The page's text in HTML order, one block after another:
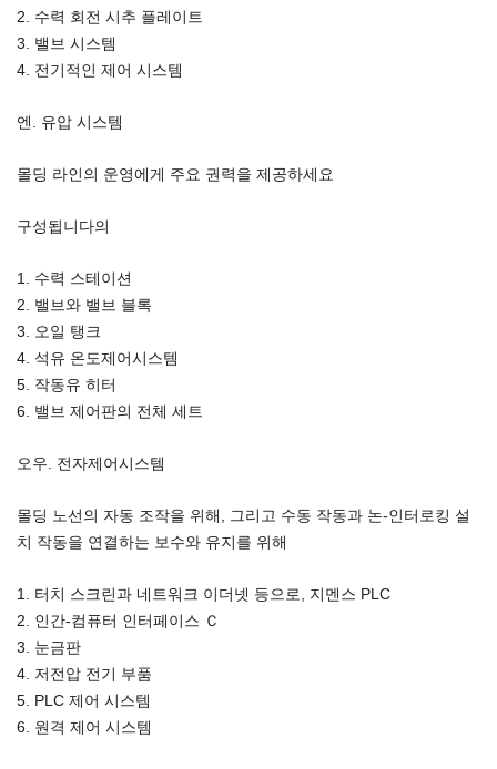
2. 수력 회전 시추 플레이트
3. 밸브 시스템
4. 전기적인 제어 시스템
엔. 유압 시스템
몰딩 라인의 운영에게 주요 권력을 제공하세요
구성됩니다의
1. 수력 스테이션
2. 밸브와 밸브 블록
3. 오일 탱크
4. 석유 온도제어시스템
5. 작동유 히터
6. 밸브 제어판의 전체 세트
오우. 전자제어시스템
몰딩 노선의 자동 조작을 위해, 그리고 수동 작동과 논-인터로킹 설
치 작동을 연결하는 보수와 유지를 위해
1. 터치 스크린과 네트워크 이더넷 등으로, 지멘스 PLC
2. 인간-컴퓨터 인터페이스 Ｃ
3. 눈금판
4. 저전압 전기 부품
5. PLC 제어 시스템
6. 원격 제어 시스템